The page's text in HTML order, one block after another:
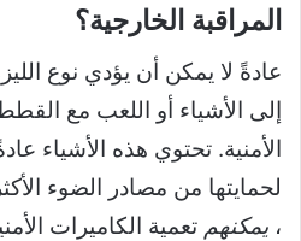
المراقبة الخارجية؟
عادةً لا يمكن أن يؤدي نوع
إلى الأشياء أو اللعب مع
الأمنية. تحتوي هذه الأشياء
لحمايتها من مصادر الضوء
، يمكنهم تعمية الكاميرات